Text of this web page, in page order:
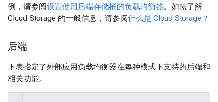
例，请参阅设置使用后端存储桶的负载均衡器。如需了解
Cloud Storage 的一般信息，请参阅什么是 Cloud Storage？
后端
下表指定了外部应用负载均衡器在每种模式下支持的后端和
相关功能。